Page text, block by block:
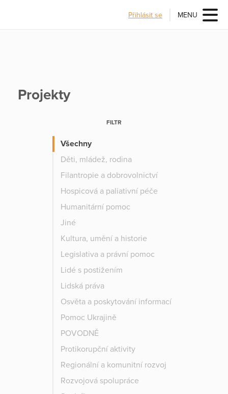
Přihlásit se MENU
Projekty
FILTR
Všechny
Děti, mládež, rodina
Filantropie a dobrovolnictví
Hospicová a paliativní péče
Humanitární pomoc
Jiné
Kultura, umění a historie
Legislativa a právní pomoc
Lidé s postižením
Lidská práva
Osvěta a poskytování informací
Pomoc Ukrajině
POVODNĚ
Protikorupční aktivity
Regionální a komunitní rozvoj
Rozvojová spolupráce